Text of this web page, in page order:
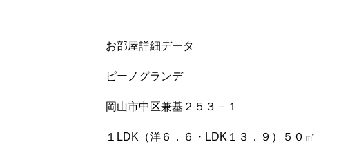
お部屋詳細データ
ピーノグランデ
岡山市中区兼基２５３－１
１LDK（洋６．６・LDK１３．９）５０㎡